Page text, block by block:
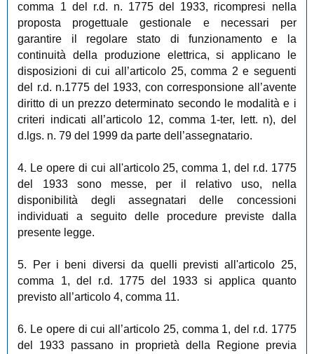
comma 1 del r.d. n. 1775 del 1933, ricompresi nella
proposta progettuale gestionale e necessari per
garantire il regolare stato di funzionamento e la
continuità della produzione elettrica, si applicano le
disposizioni di cui all’articolo 25, comma 2 e seguenti
del r.d. n.1775 del 1933, con corresponsione all’avente
diritto di un prezzo determinato secondo le modalità e i
criteri indicati all’articolo 12, comma 1-ter, lett. n), del
d.lgs. n. 79 del 1999 da parte dell’assegnatario.
4. Le opere di cui all'articolo 25, comma 1, del r.d. 1775
del 1933 sono messe, per il relativo uso, nella
disponibilità degli assegnatari delle concessioni
individuati a seguito delle procedure previste dalla
presente legge.
5. Per i beni diversi da quelli previsti all'articolo 25,
comma 1, del r.d. 1775 del 1933 si applica quanto
previsto all’articolo 4, comma 11.
6. Le opere di cui all’articolo 25, comma 1, del r.d. 1775
del 1933 passano in proprietà della Regione previa